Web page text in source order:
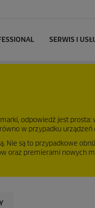
SERWIS I
odpowiedź jest
w przypadku
są to przypadkowe
oraz premierami nowych